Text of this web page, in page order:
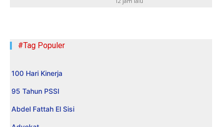
#Tag Populer
100 Hari Kinerja
95 Tahun PSSI
Abdel Fattah El Sisi